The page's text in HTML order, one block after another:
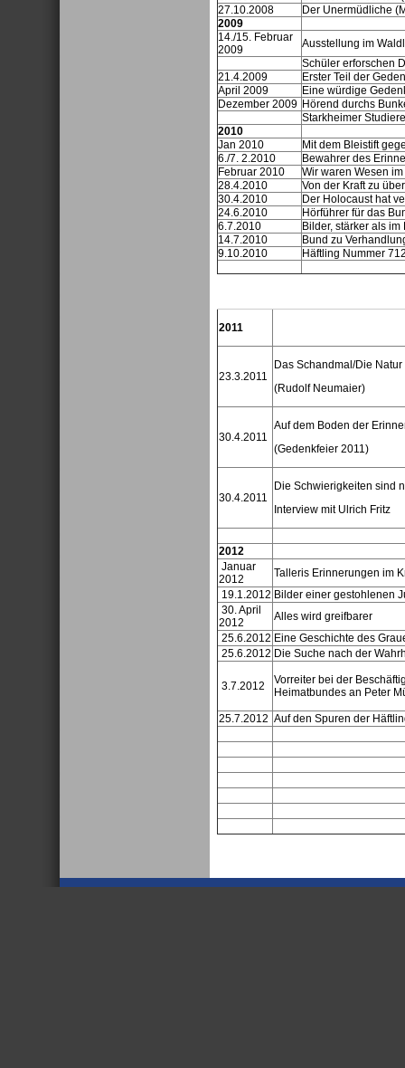
27.10.2008
Der Unermüdliche
2009
14./15. Februar
2009
Ausstellung im
Schüler erforschen
21.4.2009
Erster Teil der
April 2009
Eine würdige
Dezember 2009 Hörend durchs
Starkheimer
2010
Jan 2010
Mit dem Bleistift
6./7. 2.2010
Bewahrer des
Februar 2010
Wir waren Wesen
28.4.2010
Von der Kraft zu
30.4.2010
Der Holocaust hat
24.6.2010
Hörführer für das
6.7.2010
Bilder, stärker als im
14.7.2010
Bund zu
9.10.2010
Häftling Nummer
2011
23.3.2011
Das Schandmal/Die
(Rudolf Neumaier)
30.4.2011
Auf dem Boden der
(Gedenkfeier 2011)
30.4.2011
Die Schwierigkeiten sind
Interview mit Ulrich Fritz
2012
Januar
2012
Talleris Erinnerungen im
19.1.2012 Bilder einer gestohlenen
30. April
2012
Alles wird greifbarer
25.6.2012 Eine Geschichte des
25.6.2012 Die Suche nach der
3.7.2012
Vorreiter bei der
Heimatbundes an Peter
25.7.2012 Auf den Spuren der